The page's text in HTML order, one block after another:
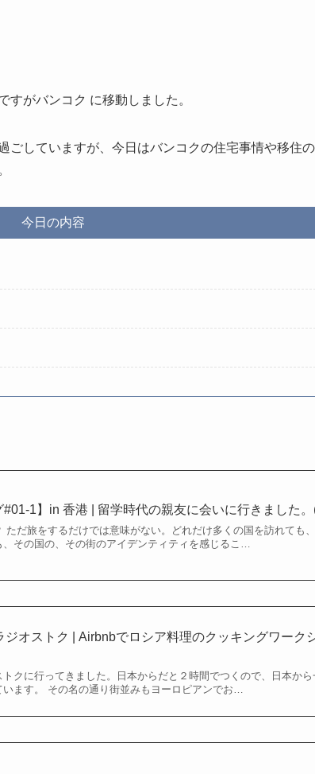
がバンコク に移動しました。
ごしていますが、今日はバンコクの住宅事情や移住
今日の内容
#01-1】in 香港 | 留学時代の親友に会いに行きました
ただ旅をするだけでは意味がない。どれだけ多くの国を訪れても
、その国の、その街のアイデンティティを感じるこ…
ジオストク | Airbnbでロシア料理のクッキングワーク
クに行ってきました。日本からだと２時間でつくので、日本か
ます。 その名の通り街並みもヨーロピアンでお…